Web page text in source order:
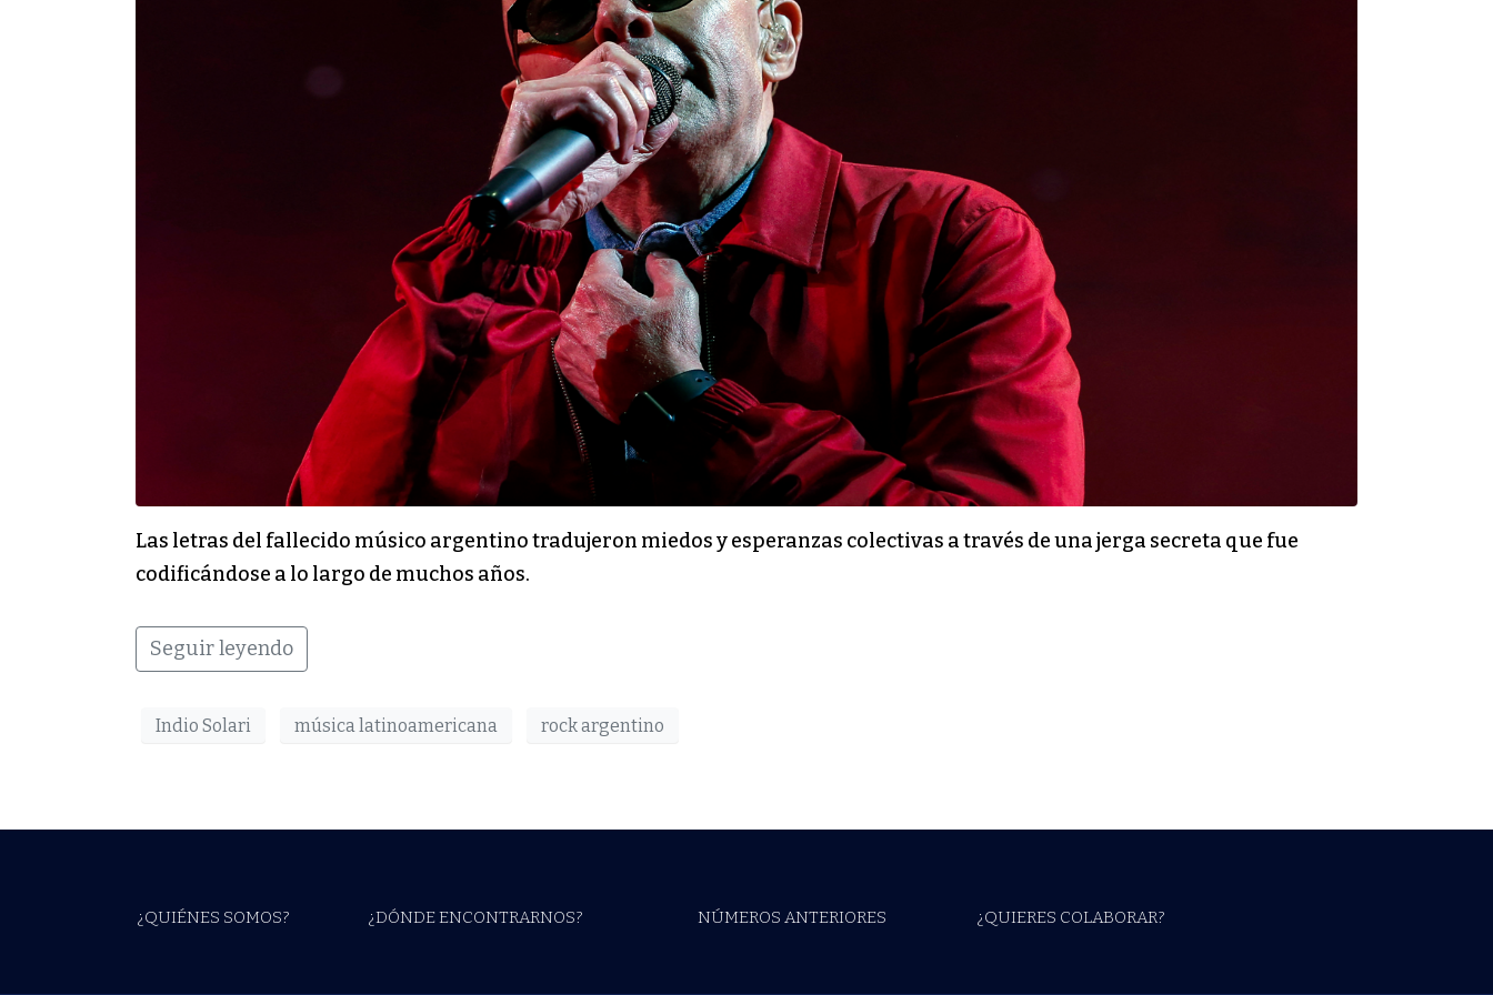
Las letras del fallecido músico argentino tradujeron miedos y esperanzas colectivas a través de una jerga secreta que fue
codificándose a lo largo de muchos años.
Seguir leyendo
Indio Solari música latinoamericana rock argentino
¿QUIÉNES SOMOS? ¿DÓNDE ENCONTRARNOS? NÚMEROS ANTERIORES ¿QUIERES COLABORAR?